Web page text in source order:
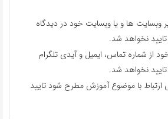
وبسایت ها و یا وبسایت خود در دیدگاه
تایید نخواهد شد.
از شماره تماس، ایمیل و آیدی تلگرام
تایید نخواهد شد.
ارتباط با موضوع آموزش مطرح شود تایید